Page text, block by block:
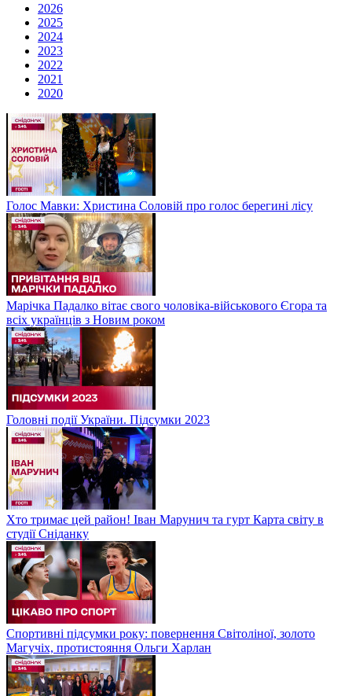
2026
2025
2024
2023
2022
2021
2020
Голос Мавки: Христина Соловій про голос берегині лісу
Марічка Падалко вітає свого чоловіка-військового Єгора та
всіх українців з Новим роком
Головні події України. Підсумки 2023
Хто тримає цей район! Іван Марунич та гурт Карта світу в
студії Сніданку
Спортивні підсумки року: повернення Світоліної, золото
Магучіх, протистояння Ольги Харлан